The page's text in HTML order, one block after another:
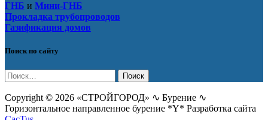
ГНБ и Мини-ГНБ
Прокладка трубопроводов
Газификация домов
Поиск по сайту
Найти:
Copyright © 2026 «СТРОЙГОРОД» ∿ Бурение ∿
Горизонтальное направленное бурение *Y* Разработка сайта